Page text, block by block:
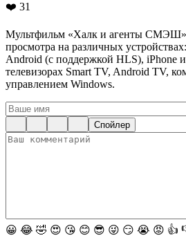
❤️ 31
Мультфильм «Халк и агенты СМЭШ»
просмотра на различных
Android (с поддержкой HLS), iPhone
телевизорах Smart TV, Android TV,
управлением Windows.
Спойлер
😀 😂 🤣 😍 😘 😊 😎 😜 😏 😭 😡 👍